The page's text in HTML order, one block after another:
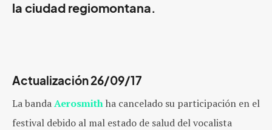
la ciudad regiomontana.
Actualización 26/09/17
La bandaAerosmithha cancelado su participación en el
festival debido al mal estado de salud del vocalista